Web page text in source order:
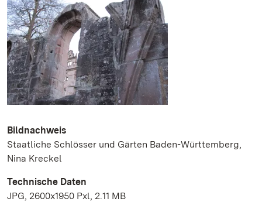
Bildnachweis
Staatliche Schlösser und Gärten Baden-Württemberg,
Nina Kreckel
Technische Daten
JPG, 2600x1950 Pxl, 2.11 MB